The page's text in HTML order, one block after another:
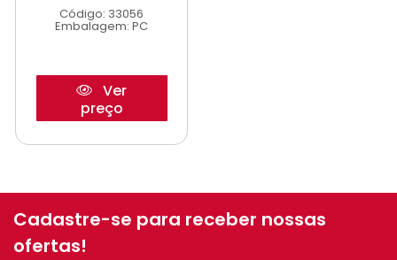
Código: 33056
Embalagem: PC
Ver
preço
Cadastre-se para receber nossas
ofertas!